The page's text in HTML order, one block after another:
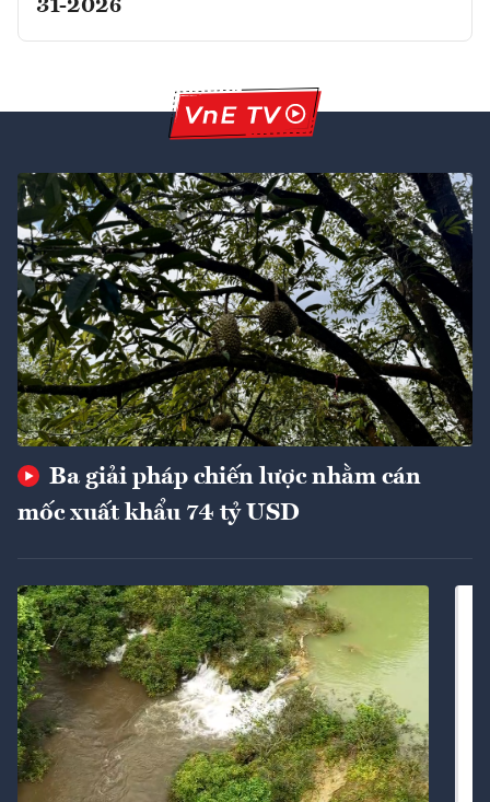
31-2026
Ba giải pháp chiến lược nhằm cán
mốc xuất khẩu 74 tỷ USD